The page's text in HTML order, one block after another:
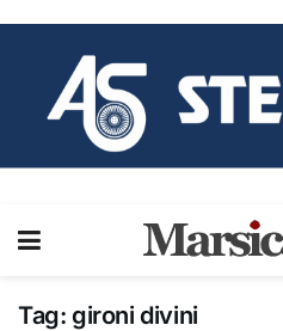
Tag: gironi divini